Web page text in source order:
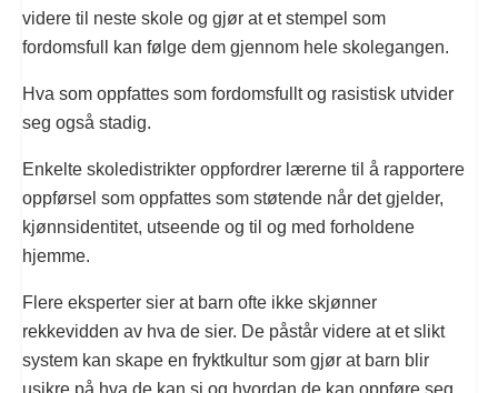
videre til neste skole og gjør at et stempel som
fordomsfull kan følge dem gjennom hele skolegangen.
Hva som oppfattes som fordomsfullt og rasistisk utvider
seg også stadig.
Enkelte skoledistrikter oppfordrer lærerne til å rapportere
oppførsel som oppfattes som støtende når det gjelder,
kjønnsidentitet, utseende og til og med forholdene
hjemme.
Flere eksperter sier at barn ofte ikke skjønner
rekkevidden av hva de sier. De påstår videre at et slikt
system kan skape en fryktkultur som gjør at barn blir
usikre på hva de kan si og hvordan de kan oppføre seg.